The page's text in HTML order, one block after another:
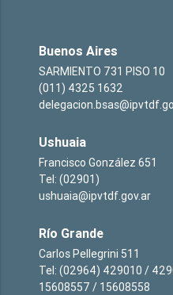
Buenos Aires
SARMIENTO 731 PISO 10
(011) 4325 1632
Ushuaia
Francisco González 651
Tel: (02901)
ushuaia@ipvtdf.gov.ar
Río Grande
Carlos Pellegrini 511
Tel: (02964) 429010 /
15608557 / 15608558